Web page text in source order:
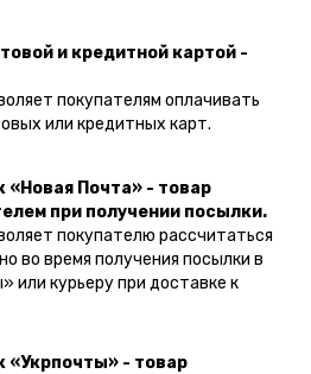
и кредитной картой -
покупателям оплачивать
или кредитных карт.
Почта» - товар
при получении посылки.
покупателю рассчитаться
во время получения посылки в
или курьеру при доставке к
- товар